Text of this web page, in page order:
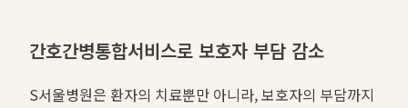
간호간병통합서비스로 보호자 부담 감소
S서울병원은 환자의 치료뿐만 아니라, 보호자의 부담까지